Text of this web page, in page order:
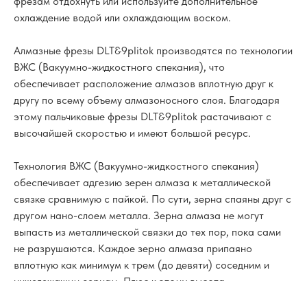
охлаждение водой или охлаждающим воском.
Алмазные фрезы DLT&9plitok производятся по технологии
ВЖС (Вакуумно-жидкостного спекания), что
обеспечивает расположение алмазов вплотную друг к
другу по всему объему алмазоносного слоя. Благодаря
этому пальчиковые фрезы DLT&9plitok растачивают с
высочайшей скоростью и имеют большой ресурс.
Технология ВЖС (Вакуумно-жидкостного спекания)
обеспечивает адгезию зерен алмаза к металлической
связке сравнимую с пайкой. По сути, зерна спаяны друг с
другом нано-слоем металла. Зерна алмаза не могут
выпасть из металлической связки до тех пор, пока сами
не разрушаются. Каждое зерно алмаза припаяно
вплотную как минимум к трем (до девяти) соседним и